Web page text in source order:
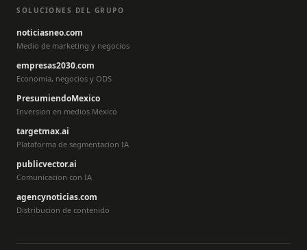
SOLUCIONES DEL GRUPO
noticiasneo.com
Medio de marketing y negocios
empresas2030.com
Economia, negocios y ODS
PresumiendoMexico
Inversion en medios Mexico
targetmax.ai
Plataforma de segmentacion IA
publicvector.ai
Comunicacion con IA
agencynoticias.com
Distribucion de contenido